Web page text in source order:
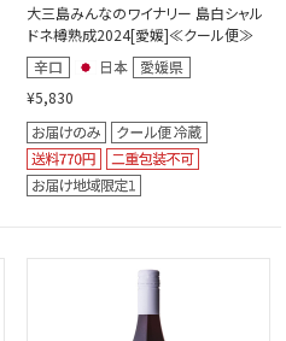
大三島みんなのワイナリー 島白シャル
ドネ樽熟成2024[愛媛]≪クール便≫
¥5,830